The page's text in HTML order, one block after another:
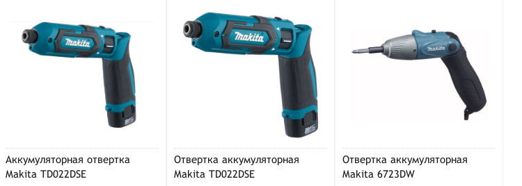
Аккумуляторная отвертка
Makita TD022DSE
Отвертка аккумуляторная
Makita TD022DSE
Отвертка аккумуляторная
Makita 6723DW